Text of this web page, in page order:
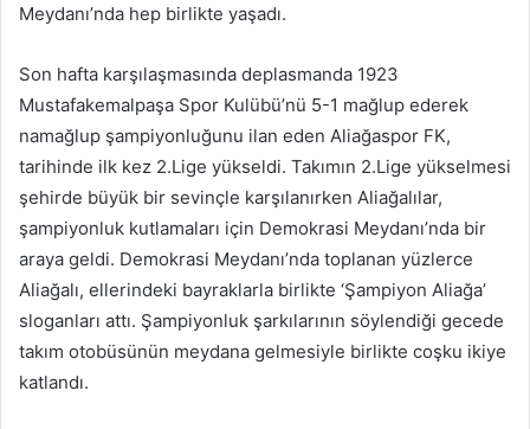
e
Meydanı’nda hep birlikte yaşadı.
Son hafta karşılaşmasında deplasmanda 1923
Mustafakemalpaşa Spor Kulübü’nü 5-1 mağlup ederek
namağlup şampiyonluğunu ilan eden Aliağaspor FK,
tarihinde ilk kez 2.Lige yükseldi. Takımın 2.Lige yükselmesi
şehirde büyük bir sevinçle karşılanırken Aliağalılar,
şampiyonluk kutlamaları için Demokrasi Meydanı’nda bir
araya geldi. Demokrasi Meydanı’nda toplanan yüzlerce
Aliağalı, ellerindeki bayraklarla birlikte ‘Şampiyon Aliağa’
sloganları attı. Şampiyonluk şarkılarının söylendiği gecede
takım otobüsünün meydana gelmesiyle birlikte coşku ikiye
katlandı.